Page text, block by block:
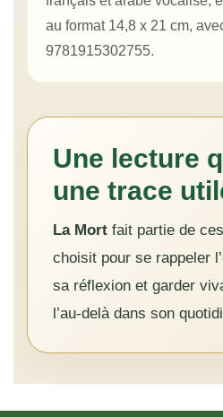
au format 14,8 x 21 cm,
9781915302755.
Une lecture
une trace
La Mort fait partie de
choisit pour se rappeler
sa réflexion et garder
l’au-delà dans son